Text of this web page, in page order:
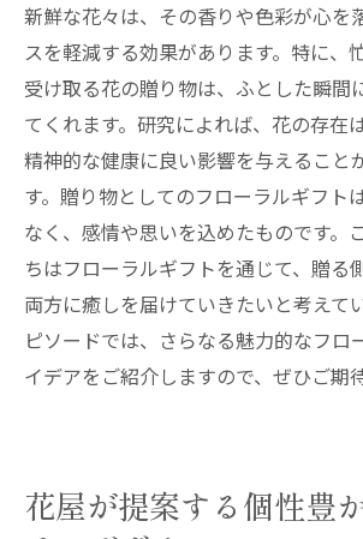
新鮮な花々は、その香りや色彩が心を
スを軽減する効果があります。特に、
受け取る花の贈り物は、ふとした瞬間
てくれます。研究によれば、花の存在
精神的な健康に良い影響を与えること
す。贈り物としてのフローラルギフト
なく、感情や思いを込めたものです。
ちはフローラルギフトを通じて、贈る
両方に癒しを届けていきたいと考えて
ピソードでは、さらなる魅力的なフロ
イデアをご紹介しますので、ぜひご期
花屋が提案する個性豊